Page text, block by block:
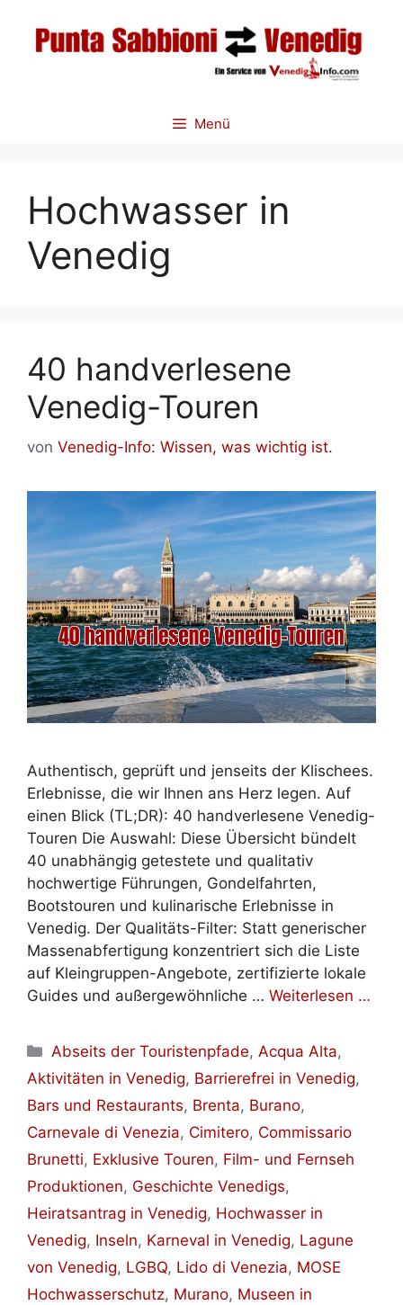
Inhalt
springen
Menü
Hochwasser in
Venedig
40 handverlesene
Venedig-Touren
von Venedig-Info: Wissen, was wichtig ist.
Authentisch, geprüft und jenseits der Klischees.
Erlebnisse, die wir Ihnen ans Herz legen. Auf
einen Blick (TL;DR): 40 handverlesene Venedig-
Touren Die Auswahl: Diese Übersicht bündelt
40 unabhängig getestete und qualitativ
hochwertige Führungen, Gondelfahrten,
Bootstouren und kulinarische Erlebnisse in
Venedig. Der Qualitäts-Filter: Statt generischer
Massenabfertigung konzentriert sich die Liste
auf Kleingruppen-Angebote, zertifizierte lokale
Guides und außergewöhnliche … Weiterlesen …
Kategorien
Abseits der Touristenpfade,Acqua Alta,
Aktivitäten in Venedig, Barrierefrei in Venedig,
Bars und Restaurants, Brenta, Burano,
Carnevale di Venezia, Cimitero, Commissario
Brunetti, Exklusive Touren, Film- und Fernseh
Produktionen, Geschichte Venedigs,
Heiratsantrag in Venedig, Hochwasser in
Venedig, Inseln, Karneval in Venedig, Lagune
von Venedig, LGBQ, Lido di Venezia, MOSE
Hochwasserschutz, Murano, Museen in